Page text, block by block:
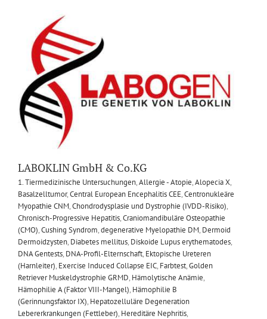
LABOKLIN GmbH & Co.KG
1. Tiermedizinische Untersuchungen,Allergie - Atopie,Alopecia X,
Basalzelltumor,Central European Encephalitis CEE,Centronukleäre
Myopathie CNM,Chondrodysplasie und Dystrophie (IVDD-Risiko),
Chronisch-Progressive Hepatitis,Craniomandibuläre Osteopathie
(CMO),Cushing Syndrom,degenerative Myelopathie DM, Dermoid
Dermoidzysten, Diabetes mellitus, Diskoide Lupus erythematodes,
DNA Gentests, DNA-Profil-Elternschaft, Ektopische Ureteren
(Harnleiter), Exercise Induced Collapse EIC, Farbtest,Golden
Retriever Muskeldystrophie GRMD, Hämolytische Anämie,
Hämophilie A (Faktor VIII-Mangel), Hämophilie B
(Gerinnungsfaktor IX), Hepatozelluläre Degeneration
Lebererkrankungen (Fettleber), Hereditäre Nephritis,